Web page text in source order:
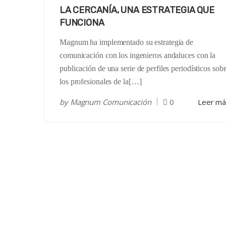
LA CERCANÍA, UNA ESTRATEGIA QUE
FUNCIONA
Magnum ha implementado su estrategia de
comunicación con los ingenieros andaluces con la
publicación de una serie de perfiles periodísticos
los profesionales de la[…]
byMagnum Comunicación 0 Leer